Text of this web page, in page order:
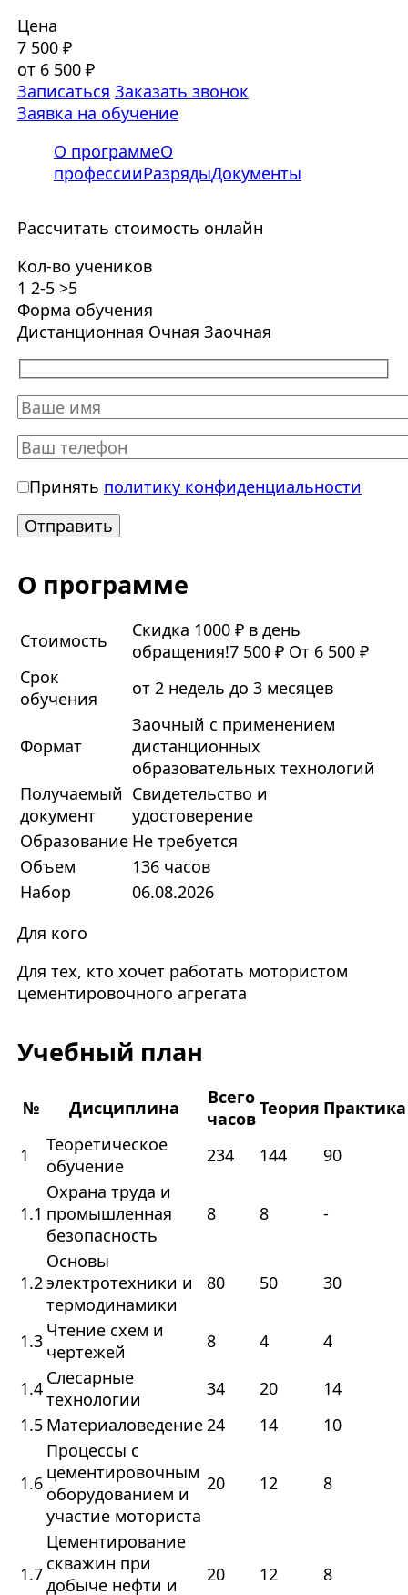
Цена
7 500 ₽
от 6 500 ₽
Записаться Заказать звонок
Заявка на обучение
О программеО
профессииРазрядыДокументы
Рассчитать стоимость онлайн
Кол-во учеников
1 2-5 >5
Форма обучения
Дистанционная Очная Заочная
Принять политику конфиденциальности
О программе
Стоимость
Скидка 1000 ₽ в день
обращения!7 500 ₽ От 6 500 ₽
Срок
обучения
от 2 недель до 3 месяцев
Формат
Заочный с применением
дистанционных
образовательных технологий
Получаемый
документ
Свидетельство и
удостоверение
Образование Не требуется
Объем
136 часов
Набор
06.08.2026
Для кого
Для тех, кто хочет работать мотористом
цементировочного агрегата
Учебный план
№ Дисциплина
Всего
часовТеория Практика
1
Теоретическое
обучение
234 144 90
1.1
Охрана труда и
промышленная
безопасность
8 8 -
1.2
Основы
электротехники и
термодинамики
80 50 30
1.3 Чтение схем и
чертежей
8 4 4
1.4 Слесарные
технологии
34 20
14
1.5 Материаловедение24 14 10
1.6
Процессы с
цементировочным
оборудованием и
участие моториста
20 12 8
1.7
Цементирование
скважин при
добыче нефти и
20 12 8